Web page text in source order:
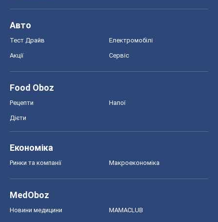
Авто
Тест Драйв Електромобілі
Акції Сервіс
Food Oboz
Рецепти Напої
Дієти
Економіка
Ринки та компанії Макроекономіка
MedOboz
Новини медицини MAMACLUB